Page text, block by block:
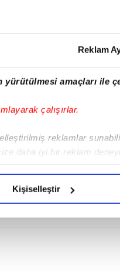
Reklam
amaçları ile
çalışırlar.
reklamlar
daha iyi bir reklam
ve bu
kendimize ve
olup gerekli olan çerezler
işlevsel kılınması ve
Kişiselleştir